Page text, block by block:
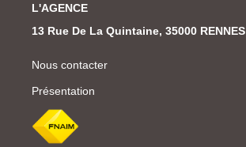
L'AGENCE
13 Rue De La Quintaine, 35000 RENNES
Nous contacter
Présentation